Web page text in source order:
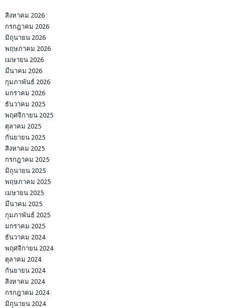
สิงหาคม 2026
กรกฎาคม 2026
มิถุนายน 2026
พฤษภาคม 2026
เมษายน 2026
มีนาคม 2026
กุมภาพันธ์ 2026
มกราคม 2026
ธันวาคม 2025
พฤศจิกายน 2025
ตุลาคม 2025
กันยายน 2025
สิงหาคม 2025
กรกฎาคม 2025
มิถุนายน 2025
พฤษภาคม 2025
เมษายน 2025
มีนาคม 2025
กุมภาพันธ์ 2025
มกราคม 2025
ธันวาคม 2024
พฤศจิกายน 2024
ตุลาคม 2024
กันยายน 2024
สิงหาคม 2024
กรกฎาคม 2024
มิถุนายน 2024